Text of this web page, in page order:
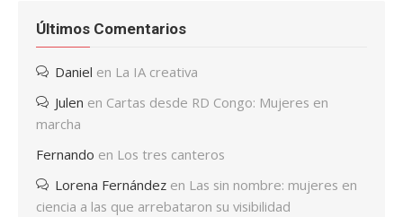
Últimos Comentarios
Daniel en La IA creativa
Julen en Cartas desde RD Congo: Mujeres en
marcha
Fernando en Los tres canteros
Lorena Fernández en Las sin nombre: mujeres en
ciencia a las que arrebataron su visibilidad